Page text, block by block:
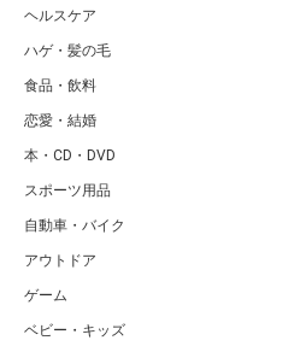
ヘルスケア
ハゲ・髪の毛
食品・飲料
恋愛・結婚
本・CD・DVD
スポーツ用品
自動車・バイク
アウトドア
ゲーム
ベビー・キッズ